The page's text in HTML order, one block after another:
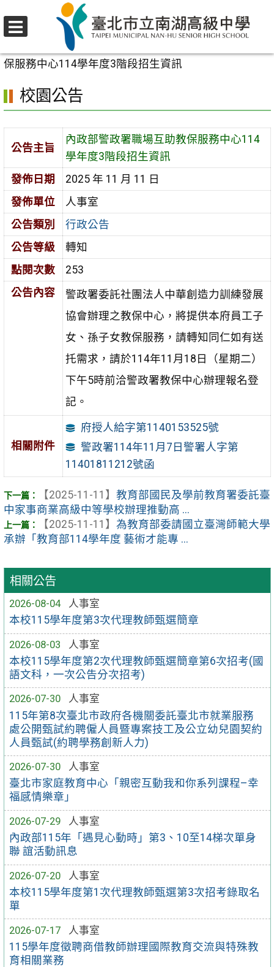
至
要
區
校園公告
保服務中心114學年度3階段招生資訊
相關公告
2026-08-04
人事室
本校115學年度第3次代理教師甄選簡章
2026-08-03
人事室
本校115學年度第2次代理教師甄選簡章第6次招考(國
語文科，一次公告分次招考)
2026-07-30
人事室
115年第8次臺北市政府各機關委託臺北市就業服務
處公開甄試約聘僱人員暨專案技工及公立幼兒園契約
人員甄試(約聘學務創新人力)
2026-07-30
人事室
臺北市家庭教育中心「親密互動我和你系列課程–幸
福感情樂章」
2026-07-29
人事室
內政部115年「遇見心動時」第3、10至14梯次單身
聯 誼活動訊息
2026-07-20
人事室
本校115學年度第1次代理教師甄選第3次招考錄取名
單
2026-07-17
人事室
115學年度徵聘商借教師辦理國際教育交流與特殊教
育相關業務
校園公告
公告主旨
內政部警政署職場互助教保服務中心114
學年度3階段招生資訊
發佈日期
2025 年 11 月 11 日
發佈單位
人事室
公告類別
行政公告
公告等級
轉知
點閱次數
253
公告內容
警政署委託社團法人中華創造力訓練發展
協會辦理之教保中心，將提供本府員工子
女、孫子女教保服務，請轉知同仁如有送
托需求，請於114年11月18日（星期二）
下午5時前洽警政署教保中心辦理報名登
記。
相關附件
府授人給字第1140153525號
警政署114年11月7日警署人字第
11401811212號函
【2025-11-11】 教育部國民及學前教育署委託臺
中家事商業高級中等學校辦理推動高 ...
【2025-11-11】 為教育部委請國立臺灣師範大學
承辦「教育部114學年度 藝術才能專 ...
選
單